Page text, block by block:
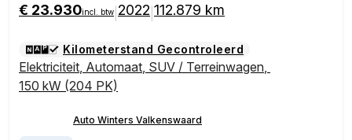
€ 23.930incl. btw 2022 112.879 km
Kilometerstand Gecontroleerd
Elektriciteit, Automaat, SUV / Terreinwagen,
150 kW (204 PK)
Auto Winters Valkenswaard